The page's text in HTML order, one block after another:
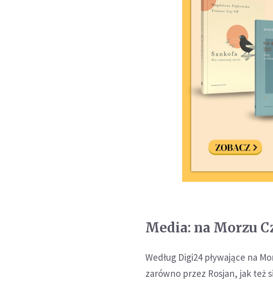
Media: na Morzu
Według Digi24 pływające na
zarówno przez Rosjan, jak też